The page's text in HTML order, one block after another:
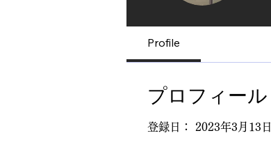
Profile
プロフィール
登録日： 2023年3月13日